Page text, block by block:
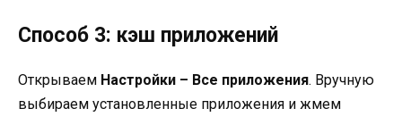
Способ 3: кэш приложений
Открываем Настройки – Все приложения. Вручную
выбираем установленные приложения и жмем